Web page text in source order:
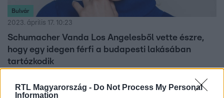
RTL Magyarország - Do Not Process My Personal
Information
Bulvár
2023. április 17. 10:23
Schumacher Vanda Los Angelesből vette észre,
hogy egy idegen férfi a budapesti lakásában
tartózkodik